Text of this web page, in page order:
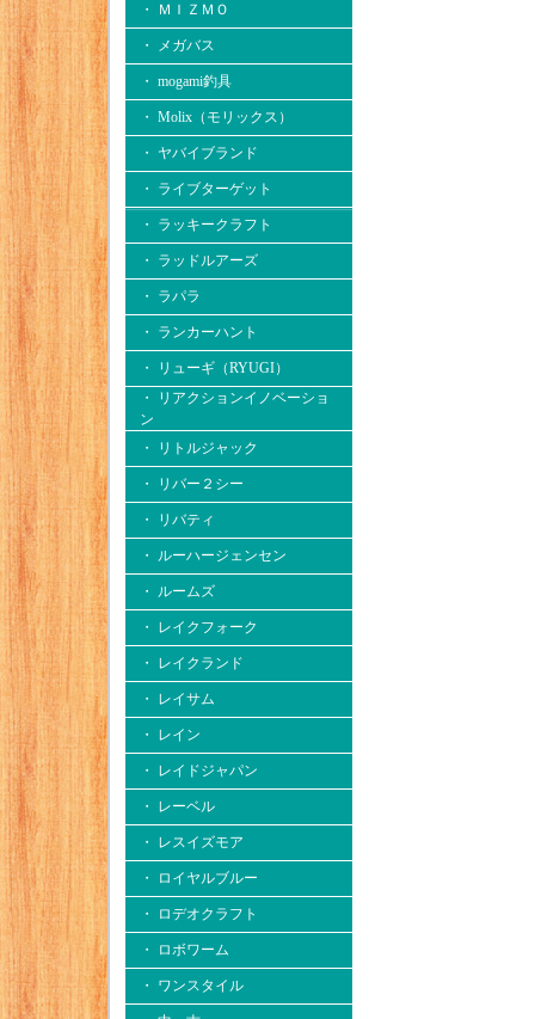
・ ＭＩＺＭＯ
・ メガバス
・ mogami釣具
・ Molix（モリックス）
・ ヤバイブランド
・ ライブターゲット
・ ラッキークラフト
・ ラッドルアーズ
・ ラパラ
・ ランカーハント
・ リューギ（RYUGI）
・ リアクションイノベーショ
ン
・ リトルジャック
・ リバー２シー
・ リバティ
・ ルーハージェンセン
・ ルームズ
・ レイクフォーク
・ レイクランド
・ レイサム
・ レイン
・ レイドジャパン
・ レーベル
・ レスイズモア
・ ロイヤルブルー
・ ロデオクラフト
・ ロボワーム
・ ワンスタイル